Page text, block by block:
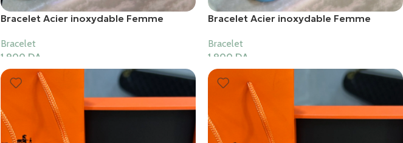
Bracelet Acier inoxydable Femme
Bracelet
1,900 DA
Ajouter Au Panier
Bracelet Acier inoxydable Femme
Bracelet
1,900 DA